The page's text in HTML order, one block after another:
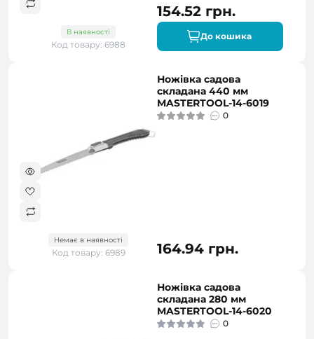
В наявності
Код товару: 6988
154.52 грн.
До кошика
Немає в наявності
Код товару: 6989
Ножівка садова
складана 440 мм
MASTERTOOL-14-6019
0
164.94 грн.
Ножівка садова
складана 280 мм
MASTERTOOL-14-6020
0